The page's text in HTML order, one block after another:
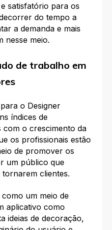
satisfatório para os
do tempo a
a demanda e mais
nesse meio.
de trabalho em
o Designer
índices de
com o crescimento da
os profissionais estão
de promover os
um público que
clientes.
um meio de
aplicativo como
ideias de decoração,